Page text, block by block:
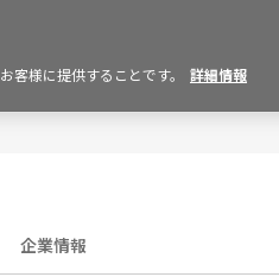
企業情報
様に提供することです。 詳細情報